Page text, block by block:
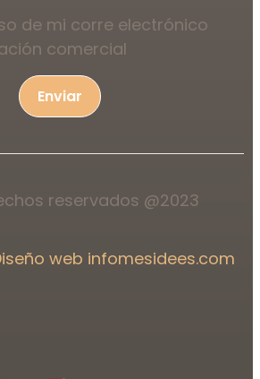
de mi corre electrónico
comercial
Enviar
reservados @2023
web infomesidees.com